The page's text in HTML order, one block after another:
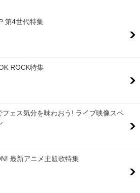
第4世代特集
ROCK特集
フェス気分を味わおう! ライブ映像スペ
最新アニメ主題歌特集